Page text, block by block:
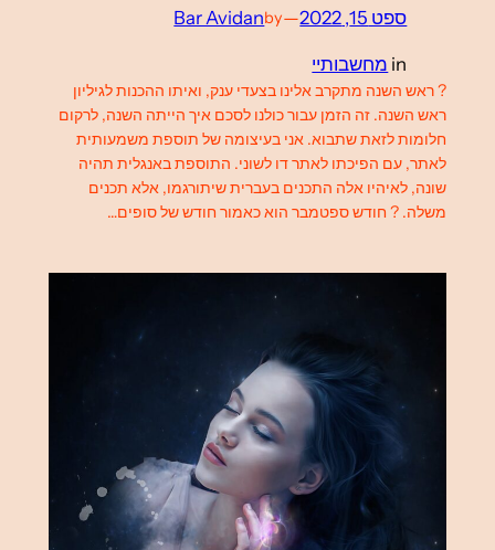
ספט 15, 2022 —
by
Bar Avidan
in מחשבותיי
? ראש השנה מתקרב אלינו בצעדי ענק, ואיתו ההכנות לגיליון
ראש השנה. זה הזמן עבור כולנו לסכם איך הייתה השנה, לרקום
חלומות לזאת שתבוא. אני בעיצומה של תוספת משמעותית
לאתר, עם הפיכתו לאתר דו לשוני. התוספת באנגלית תהיה
שונה, לאיהיו אלה התכנים בעברית שיתורגמו, אלא תכנים
משלה. ? חודש ספטמבר הוא כאמור חודש של סופים…